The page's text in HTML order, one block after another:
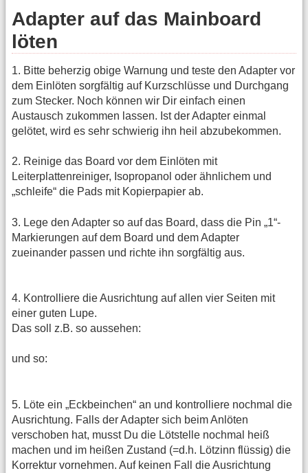
Adapter auf das Mainboard
löten
1. Bitte beherzig obige Warnung und teste den Adapter vor
dem Einlöten sorgfältig auf Kurzschlüsse und Durchgang
zum Stecker. Noch können wir Dir einfach einen
Austausch zukommen lassen. Ist der Adapter einmal
gelötet, wird es sehr schwierig ihn heil abzubekommen.
2. Reinige das Board vor dem Einlöten mit
Leiterplattenreiniger, Isopropanol oder ähnlichem und
„schleife“ die Pads mit Kopierpapier ab.
3. Lege den Adapter so auf das Board, dass die Pin „1“-
Markierungen auf dem Board und dem Adapter
zueinander passen und richte ihn sorgfältig aus.
4. Kontrolliere die Ausrichtung auf allen vier Seiten mit
einer guten Lupe.
Das soll z.B. so aussehen:
und so:
5. Löte ein „Eckbeinchen“ an und kontrolliere nochmal die
Ausrichtung. Falls der Adapter sich beim Anlöten
verschoben hat, musst Du die Lötstelle nochmal heiß
machen und im heißen Zustand (=d.h. Lötzinn flüssig) die
Korrektur vornehmen. Auf keinen Fall die Ausrichtung